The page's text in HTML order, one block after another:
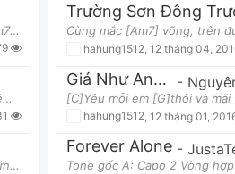
[Gmaj7] gió đi qua rồi đấy [F#m7]trời chẳng còn mây bay [Em7]phố đang[A7] yên bình đi vào[Dmaj7] t
Hữu Sơn,Minh Hiếu,Hoàng
Chorus: [Fmaj7]Những cơn sóng xô lâu đài vỡ trong bóng đêm [Em]Nỗi đau cứ như đang vội ghé thăm tr
Tone gốc Cm: capo 3 1. [Am] Nước mắt em đang rơi trên những ngón tay [Em] Nước mắt em mang nỗi nhớ n
hahung1512 12 tháng 04,
Giá Như Anh Lặng Im -
hahung1512 12 tháng 01,
Forever Alone -